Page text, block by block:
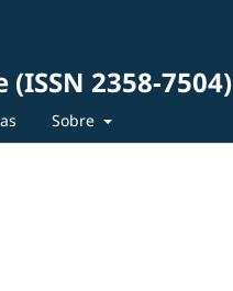
(ISSN 2358-7504)
Sobre